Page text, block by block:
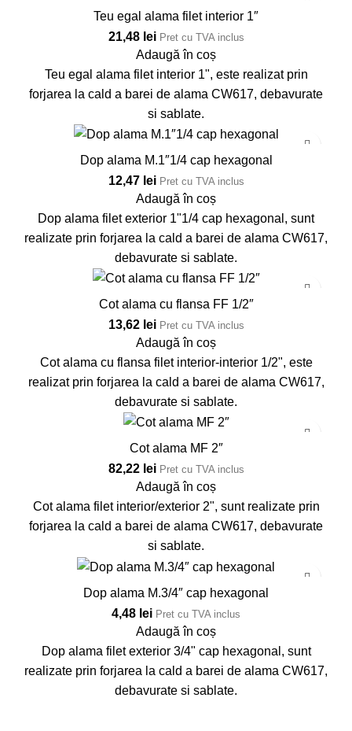
Teu egal alama filet interior 1″
21,48 lei Pret cu TVA inclus
Adaugă în coș
Teu egal alama filet interior 1", este realizat prin
forjarea la cald a barei de alama CW617, debavurate
si sablate.
Dop alama M.1″1/4 cap hexagonal
12,47 lei Pret cu TVA inclus
Adaugă în coș
Dop alama filet exterior 1"1/4 cap hexagonal, sunt
realizate prin forjarea la cald a barei de alama CW617,
debavurate si sablate.
Cot alama cu flansa FF 1/2″
13,62 lei Pret cu TVA inclus
Adaugă în coș
Cot alama cu flansa filet interior-interior 1/2", este
realizat prin forjarea la cald a barei de alama CW617,
debavurate si sablate.
Cot alama MF 2″
82,22 lei Pret cu TVA inclus
Adaugă în coș
Cot alama filet interior/exterior 2", sunt realizate prin
forjarea la cald a barei de alama CW617, debavurate
si sablate.
Dop alama M.3/4″ cap hexagonal
4,48 lei Pret cu TVA inclus
Adaugă în coș
Dop alama filet exterior 3/4" cap hexagonal, sunt
realizate prin forjarea la cald a barei de alama CW617,
debavurate si sablate.